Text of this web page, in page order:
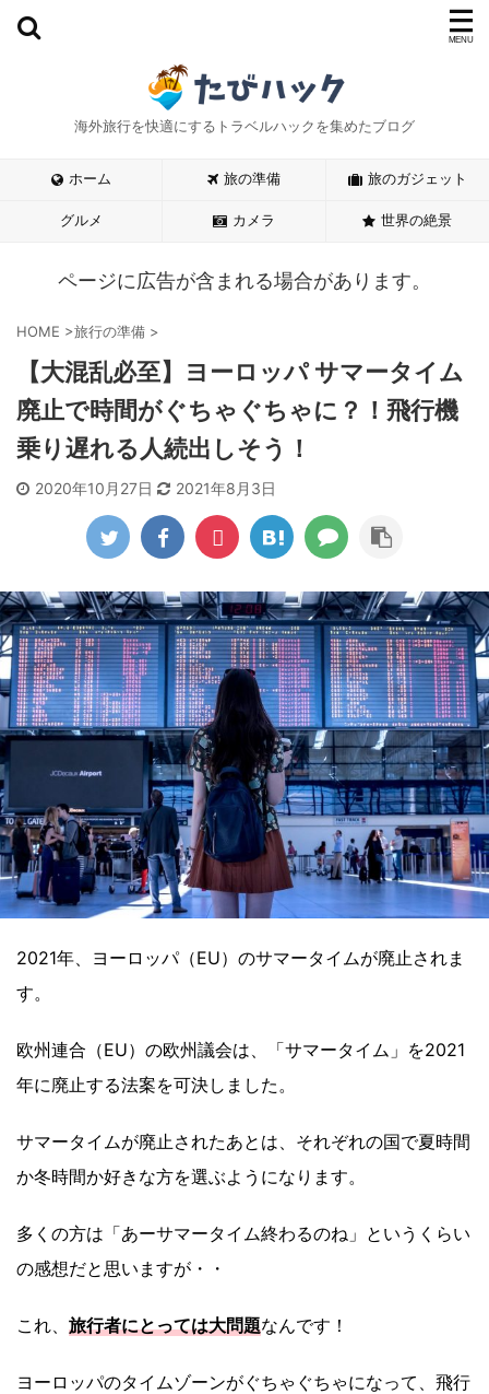
海外旅行を快適にするトラベルハックを集めたブログ
ホーム 旅の準備 旅のガジェット
グルメ カメラ 世界の絶景
ページに広告が含まれる場合があります。
HOME >旅行の準備 >
【大混乱必至】ヨーロッパ サマータイム
廃止で時間がぐちゃぐちゃに？！飛行機
乗り遅れる人続出しそう！
2020年10月27日 2021年8月3日
2021年、ヨーロッパ（EU）のサマータイムが廃止されま
す。
欧州連合（EU）の欧州議会は、「サマータイム」を2021
年に廃止する法案を可決しました。
サマータイムが廃止されたあとは、それぞれの国で夏時間
か冬時間か好きな方を選ぶようになります。
多くの方は「あーサマータイム終わるのね」というくらい
の感想だと思いますが・・
これ、 旅行者にとっては大問題なんです！
ヨーロッパのタイムゾーンがぐちゃぐちゃになって、飛行